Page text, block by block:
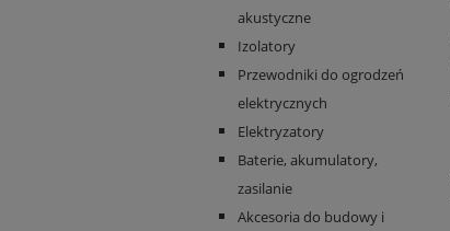
akustyczne
Izolatory
Przewodniki do ogrodzeń
elektrycznych
Elektryzatory
Baterie, akumulatory,
zasilanie
Akcesoria do budowy i